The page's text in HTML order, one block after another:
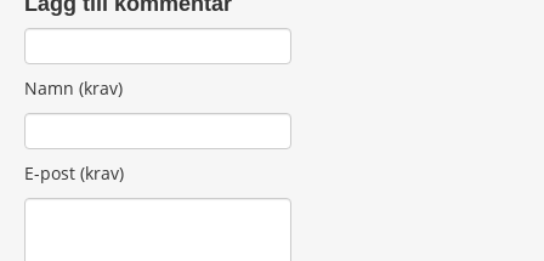
Namn (krav)
E-post (krav)